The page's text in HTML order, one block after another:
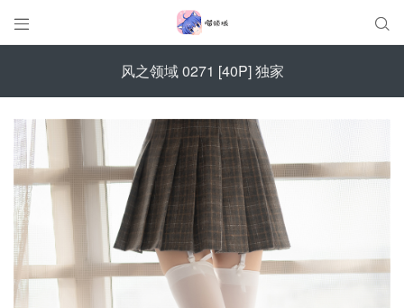
 
风之领域 0271 [40P] 独家